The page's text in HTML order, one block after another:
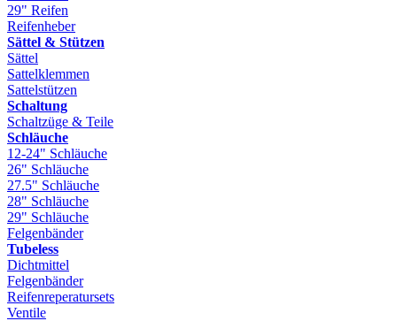
29" Reifen
Reifenheber
Sättel & Stützen
Sättel
Sattelklemmen
Sattelstützen
Schaltung
Schaltzüge & Teile
Schläuche
12-24" Schläuche
26" Schläuche
27.5" Schläuche
28" Schläuche
29" Schläuche
Felgenbänder
Tubeless
Dichtmittel
Felgenbänder
Reifenreperatursets
Ventile